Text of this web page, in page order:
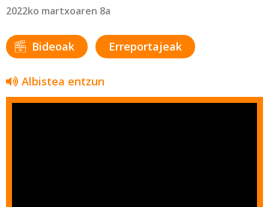
2022ko martxoaren 8a
Bideoak Erreportajeak
Albistea entzun